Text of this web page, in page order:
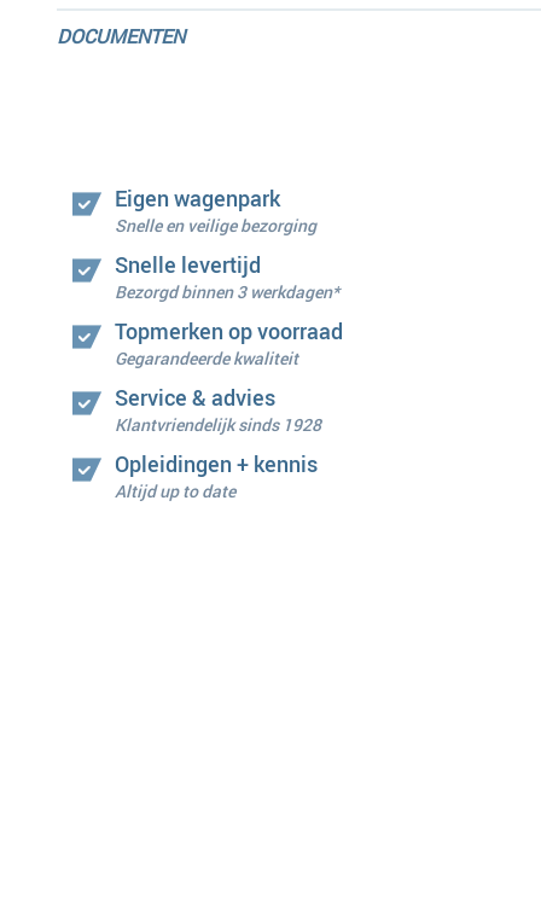
DOCUMENTEN
Eigen wagenpark
Snelle en veilige bezorging
Snelle levertijd
Bezorgd binnen 3 werkdagen*
Topmerken op voorraad
Gegarandeerde kwaliteit
Service & advies
Klantvriendelijk sinds 1928
Opleidingen + kennis
Altijd up to date